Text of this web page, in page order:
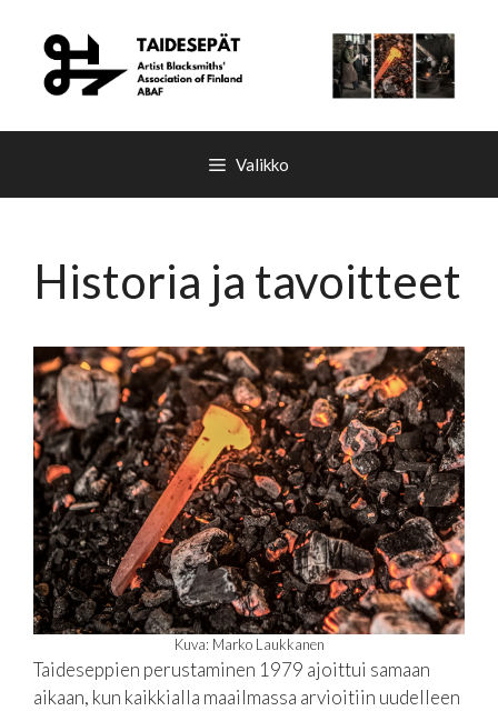
sisältöön
Valikko
Historia ja tavoitteet
Kuva: Marko Laukkanen
Taideseppien perustaminen 1979 ajoittui samaan
aikaan, kun kaikkialla maailmassa arvioitiin uudelleen